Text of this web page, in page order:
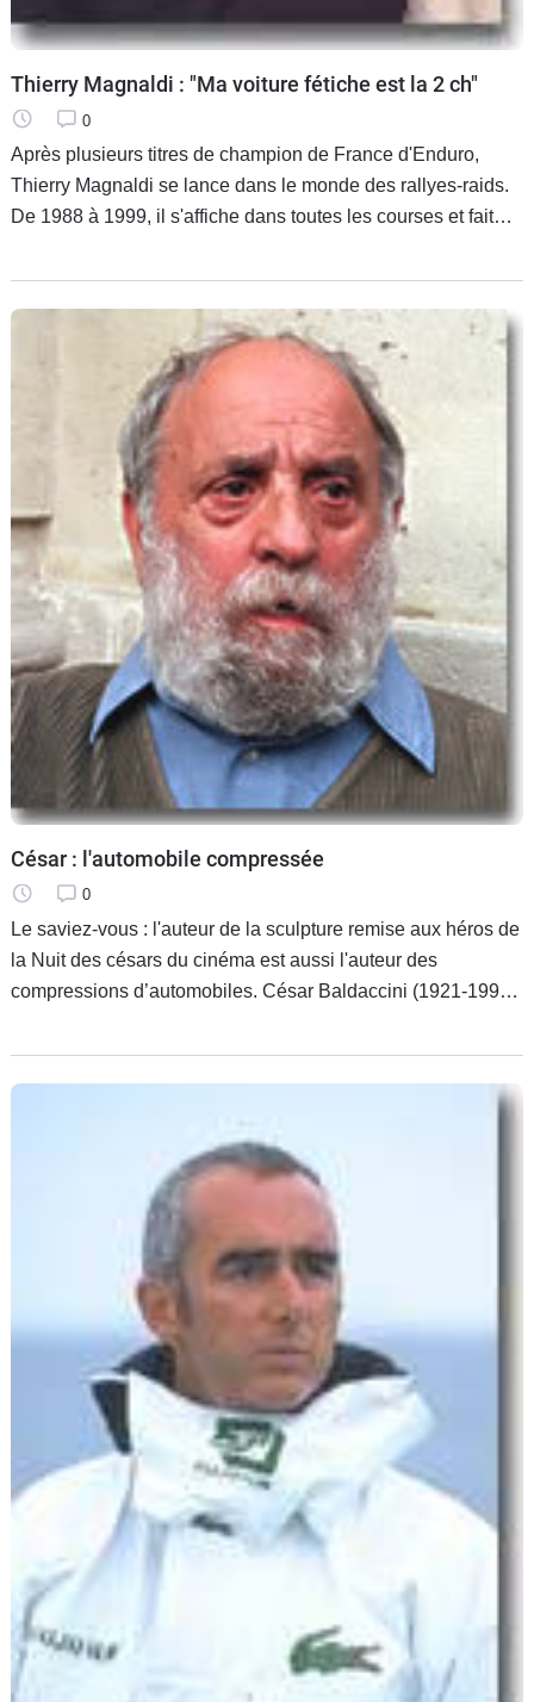
Thierry Magnaldi : "Ma voiture fétiche est la 2 ch"
0
Après plusieurs titres de champion de France d'Enduro,
Thierry Magnaldi se lance dans le monde des rallyes-raids.
De 1988 à 1999, il s'affiche dans toutes les courses et fait
les dunes du
César : l'automobile compressée
0
Le saviez-vous : l'auteur de la sculpture remise aux héros de
la Nuit des césars du cinéma est aussi l'auteur des
compressions d’automobiles. César Baldaccini (1921-1998),
sculpteur